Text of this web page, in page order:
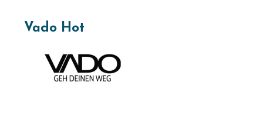
Vado Hot